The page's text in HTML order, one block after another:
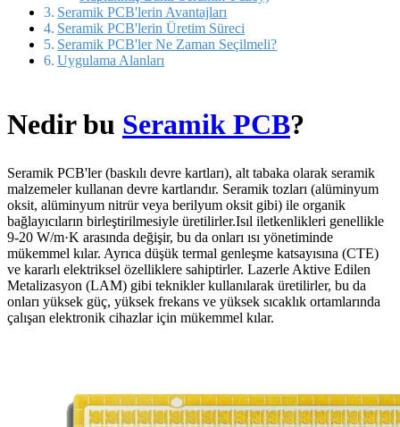
Seramik PCB'lerin Avantajları
Seramik PCB'lerin Üretim Süreci
Seramik PCB'ler Ne Zaman Seçilmeli?
Uygulama Alanları
Nedir bu Seramik PCB?
Seramik PCB'ler (baskılı devre kartları), alt tabaka olarak seramik
malzemeler kullanan devre kartlarıdır. Seramik tozları (alüminyum
oksit, alüminyum nitrür veya berilyum oksit gibi) ile organik
bağlayıcıların birleştirilmesiyle üretilirler.Isıl iletkenlikleri genellikle
9-20 W/m·K arasında değişir, bu da onları ısı yönetiminde
mükemmel kılar. Ayrıca düşük termal genleşme katsayısına (CTE)
ve kararlı elektriksel özelliklere sahiptirler. Lazerle Aktive Edilen
Metalizasyon (LAM) gibi teknikler kullanılarak üretilirler, bu da
onları yüksek güç, yüksek frekans ve yüksek sıcaklık ortamlarında
çalışan elektronik cihazlar için mükemmel kılar.